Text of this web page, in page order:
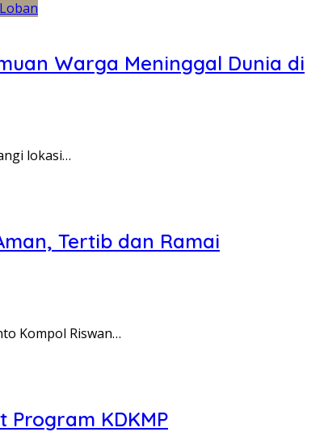
Warga Meninggal Dunia di
lokasi…
Tertib dan Ramai
Kompol Riswan…
KDKMP